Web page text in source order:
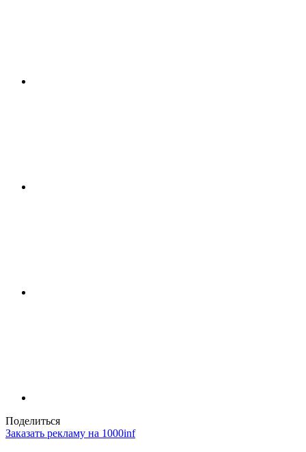
Поделиться
Заказать рекламу на 1000inf